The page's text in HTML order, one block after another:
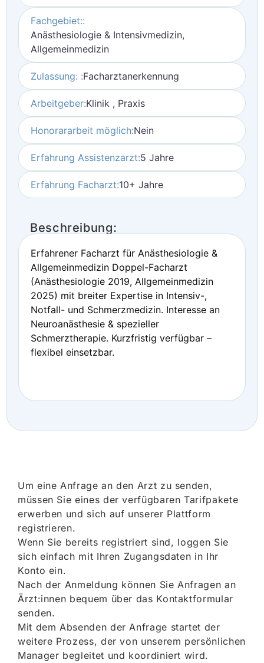
Fachgebiet::
Anästhesiologie & Intensivmedizin,
Allgemeinmedizin
Zulassung: :Facharztanerkennung
Arbeitgeber:Klinik , Praxis
Honorararbeit möglich:Nein
Erfahrung Assistenzarzt:5 Jahre
Erfahrung Facharzt:10+ Jahre
Beschreibung:
Erfahrener Facharzt für Anästhesiologie &
Allgemeinmedizin Doppel-Facharzt
(Anästhesiologie 2019, Allgemeinmedizin
2025) mit breiter Expertise in Intensiv-,
Notfall- und Schmerzmedizin. Interesse an
Neuroanästhesie & spezieller
Schmerztherapie. Kurzfristig verfügbar –
flexibel einsetzbar.
Um eine Anfrage an den Arzt zu senden,
müssen Sie eines der verfügbaren Tarifpakete
erwerben und sich auf unserer Plattform
registrieren.
Wenn Sie bereits registriert sind, loggen Sie
sich einfach mit Ihren Zugangsdaten in Ihr
Konto ein.
Nach der Anmeldung können Sie Anfragen an
Ärzt:innen bequem über das Kontaktformular
senden.
Mit dem Absenden der Anfrage startet der
weitere Prozess, der von unserem persönlichen
Manager begleitet und koordiniert wird.